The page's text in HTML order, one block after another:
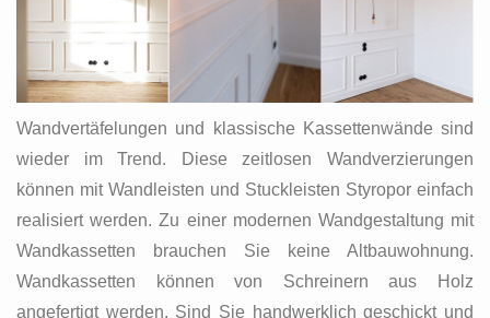
Wandvertäfelungen und klassische Kassettenwände sind
wieder im Trend. Diese zeitlosen Wandverzierungen
können mit Wandleisten und Stuckleisten Styropor einfach
realisiert werden. Zu einer modernen Wandgestaltung mit
Wandkassetten brauchen Sie keine Altbauwohnung.
Wandkassetten können von Schreinern aus Holz
angefertigt werden. Sind Sie handwerklich geschickt und